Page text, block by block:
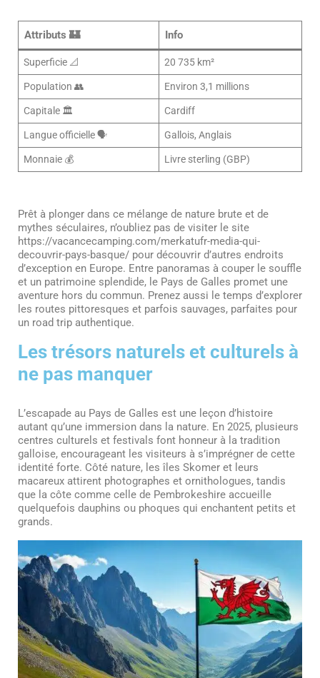
Attributs 🏰 Info
Superficie 📐 20 735 km²
Population 👥 Environ 3,1 millions
Capitale 🏛️ Cardiff
Langue officielle 🗣️ Gallois, Anglais
Monnaie 💰 Livre sterling (GBP)
Prêt à plonger dans ce mélange de nature brute et de
mythes séculaires, n’oubliez pas de visiter le site
https://vacancecamping.com/merkatufr-media-qui-
decouvrir-pays-basque/ pour découvrir d’autres endroits
d’exception en Europe. Entre panoramas à couper le souffle
et un patrimoine splendide, le Pays de Galles promet une
aventure hors du commun. Prenez aussi le temps d’explorer
les routes pittoresques et parfois sauvages, parfaites pour
un road trip authentique.
Les trésors naturels et culturels à
ne pas manquer
L’escapade au Pays de Galles est une leçon d’histoire
autant qu’une immersion dans la nature. En 2025, plusieurs
centres culturels et festivals font honneur à la tradition
galloise, encourageant les visiteurs à s’imprégner de cette
identité forte. Côté nature, les îles Skomer et leurs
macareux attirent photographes et ornithologues, tandis
que la côte comme celle de Pembrokeshire accueille
quelquefois dauphins ou phoques qui enchantent petits et
grands.